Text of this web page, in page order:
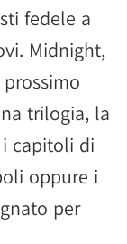
fedele a
Midnight,
trilogia, la
i capitoli di
oppure i
per